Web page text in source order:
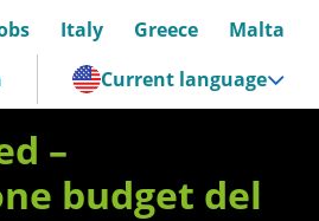
Italy Greece
Malta
Current language
–
budget del